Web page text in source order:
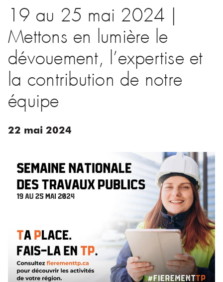
19 au 25 mai 2024 |
Mettons en lumière le
dévouement, l’expertise et
la contribution de notre
équipe
22 mai 2024